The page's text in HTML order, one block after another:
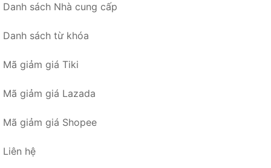
Danh sách Nhà cung cấp
Danh sách từ khóa
Mã giảm giá Tiki
Mã giảm giá Lazada
Mã giảm giá Shopee
Liên hệ